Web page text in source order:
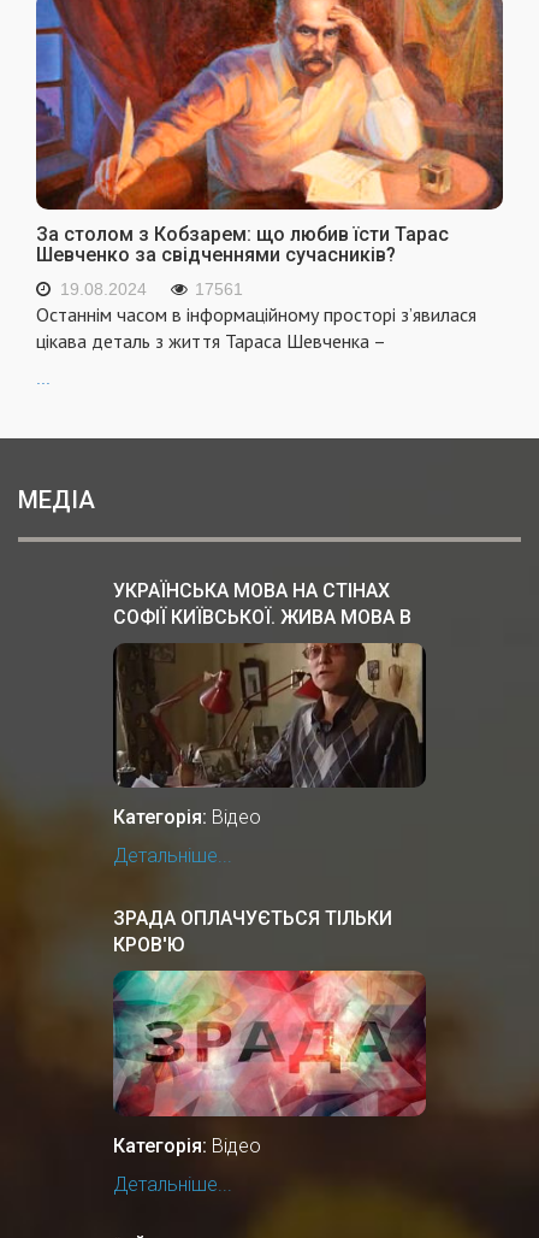
За столом з Кобзарем: що любив їсти Тарас
Шевченко за свідченнями сучасників?
19.08.2024 17561
Останнім часом в інформаційному просторі з’явилася
цікава деталь з життя Тараса Шевченка –
МЕДІА
УКРАЇНСЬКА МОВА НА СТІНАХ
СОФІЇ КИЇВСЬКОЇ. ЖИВА МОВА В
КИЇВСЬКІЙ РУСІ
Категорія: Відео
Детальніше...
ЗРАДА ОПЛАЧУЄТЬСЯ ТІЛЬКИ
КРОВ'Ю
Категорія: Відео
Детальніше...